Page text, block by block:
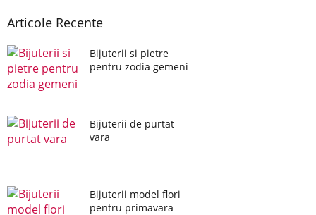
Articole Recente
Bijuterii si pietre
pentru zodia gemeni
Bijuterii de purtat
vara
Bijuterii model flori
pentru primavara